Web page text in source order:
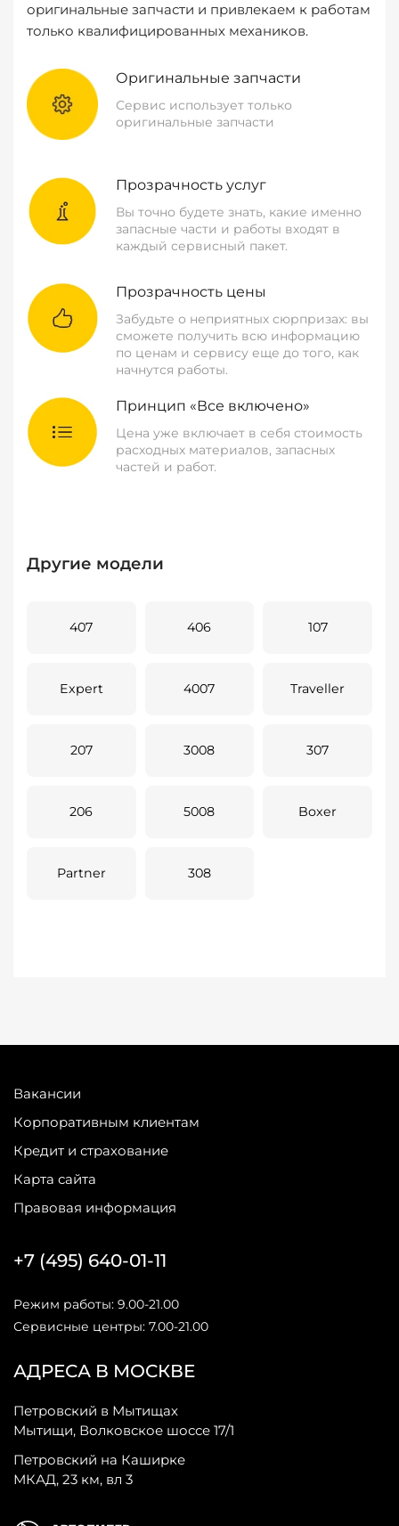
оригинальные запчасти и привлекаем к работам
только квалифицированных механиков.
Оригинальные запчасти
Сервис использует только
оригинальные запчасти
Прозрачность услуг
Вы точно будете знать, какие именно
запасные части и работы входят в
каждый сервисный пакет.
Прозрачность цены
Забудьте о неприятных сюрпризах: вы
сможете получить всю информацию
по ценам и сервису еще до того, как
начнутся работы.
Принцип «Все включено»
Цена уже включает в себя стоимость
расходных материалов, запасных
частей и работ.
Другие модели
407 406 107
Expert 4007 Traveller
207 3008 307
206 5008 Boxer
Partner 308
Вакансии
Корпоративным клиентам
Кредит и страхование
Карта сайта
Правовая информация
АДРЕСА В МОСКВЕ
Петровский в Мытищах
Мытищи, Волковское шоссе 17/1
Петровский на Каширке
МКАД, 23 км, вл 3
+7 (495) 640-01-11
Режим работы: 9.00-21.00
Сервисные центры: 7.00-21.00